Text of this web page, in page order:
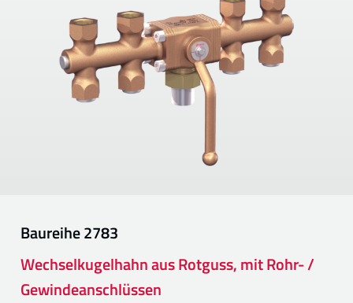
Baureihe2783
Wechselkugelhahn aus Rotguss, mit Rohr- /
Gewindeanschlüssen